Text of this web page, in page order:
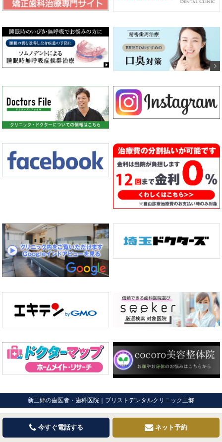
新三郷の歯医者・歯科医院｜ブリストデンタルクリニック三郷
今すぐ電話する ネット予約